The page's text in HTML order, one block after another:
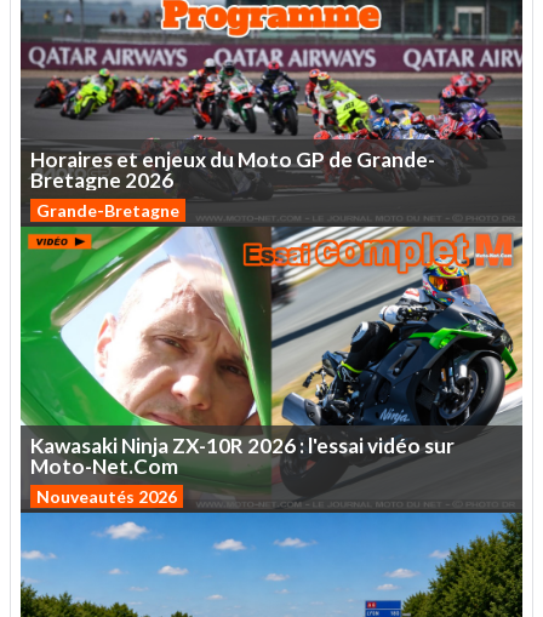
HorairesetenjeuxduMotoGPdeGrande-
Bretagne 2026
Grande-Bretagne
KawasakiNinjaZX-10R2026:l'essaividéosur
Moto-Net.Com
Nouveautés 2026